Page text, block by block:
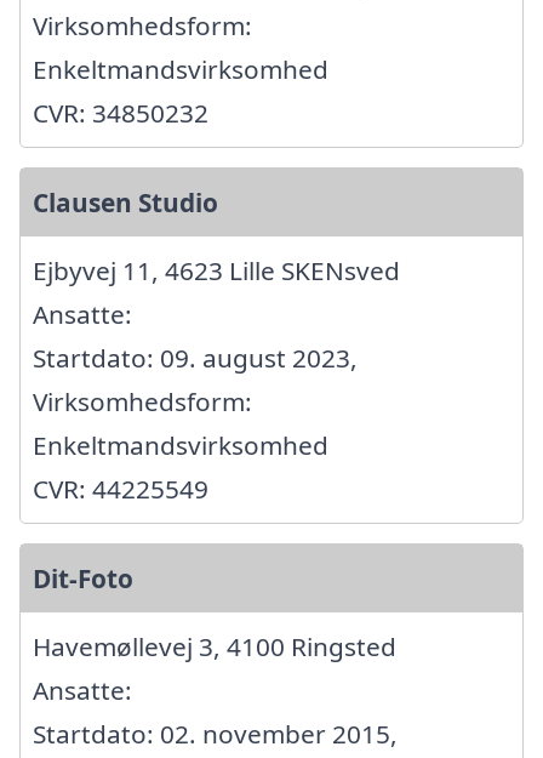
Virksomhedsform:
Enkeltmandsvirksomhed
CVR: 34850232
Clausen Studio
Ejbyvej 11, 4623 Lille SKENsved
Ansatte:
Startdato: 09. august 2023,
Virksomhedsform:
Enkeltmandsvirksomhed
CVR: 44225549
Dit-Foto
Havemøllevej 3, 4100 Ringsted
Ansatte:
Startdato: 02. november 2015,